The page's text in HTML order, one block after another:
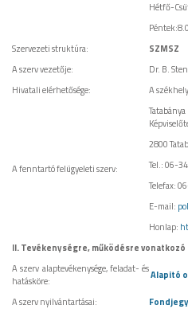
Hétfő-
Szervezeti struktúra:
SZMSZ
A szerv vezetője:
Dr. B.
Hivatali elérhetősége:
A
A fenntartó felügyeleti szerv:
2800
Tel.: 06-
Telefax:
E-mail:
Honlap:
II. Tevékenységre, működésre
A szerv alaptevékenysége, feladat- és
hatásköre:
Alapitó
A szerv nyilvántartásai: